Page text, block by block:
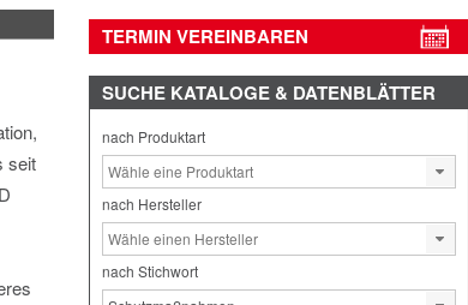
seit
TERMIN VEREINBAREN
SUCHE KATALOGE & DATENBLÄTTER
nach Produktart
nach Hersteller
nach Stichwort